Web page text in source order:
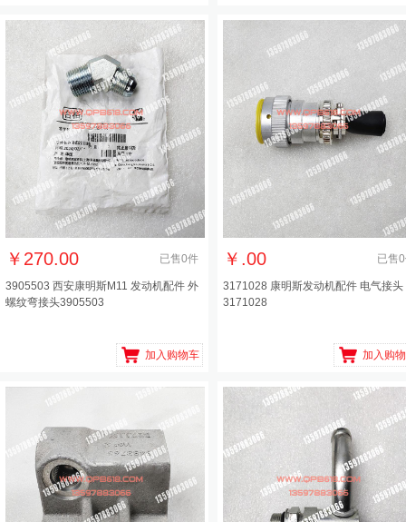
￥ 270.00 已售0件
3905503 西安康明斯M11 发动机配件 外
螺纹弯接头3905503
加入购物车
￥ .00 已售0
3171028 康明斯发动机配件 电气接头
3171028
加入购